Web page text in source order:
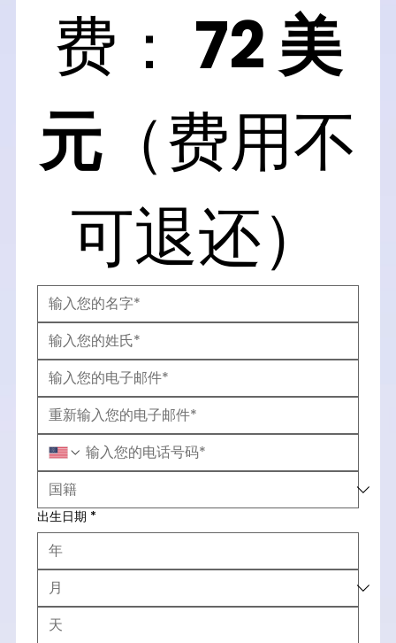
费： 72 美
元 （费用不
可退还）
出生日期 *